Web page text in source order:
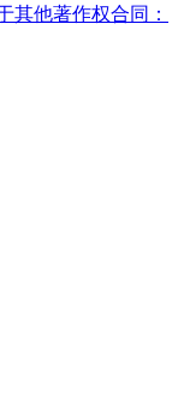
其他著作权合同：